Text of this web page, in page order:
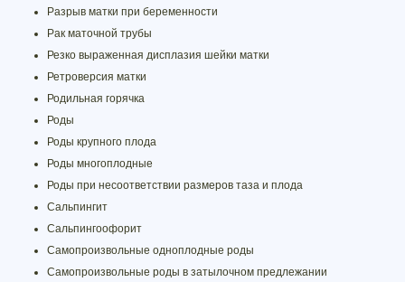
Разрыв матки при беременности
Рак маточной трубы
Резко выраженная дисплазия шейки матки
Ретроверсия матки
Родильная горячка
Роды
Роды крупного плода
Роды многоплодные
Роды при несоответствии размеров таза и плода
Сальпингит
Сальпингоофорит
Самопроизвольные одноплодные роды
Самопроизвольные роды в затылочном предлежании